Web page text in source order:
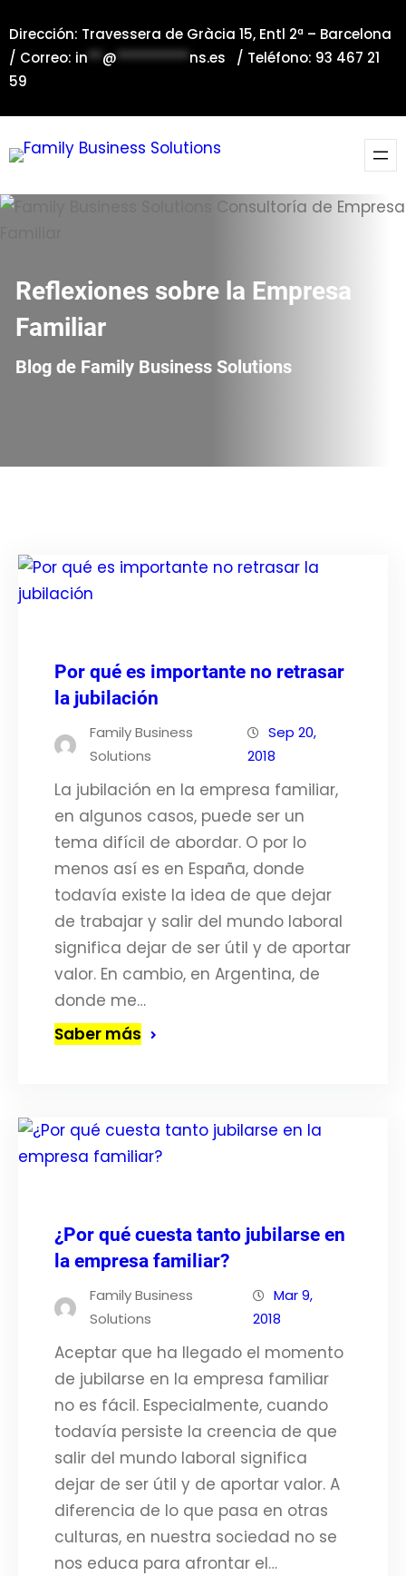
al
contenido
Dirección: Travessera de Gràcia 15, Entl 2ª – Barcelona
/ Correo: in**@**********ns.es / Teléfono: 93 467 21
59
Reflexiones sobre la Empresa
Familiar
Blog de Family Business Solutions
Por qué es importante no retrasar
la jubilación
Family Business
Solutions
Sep 20,
2018
La jubilación en la empresa familiar,
en algunos casos, puede ser un
tema difícil de abordar. O por lo
menos así es en España, donde
todavía existe la idea de que dejar
de trabajar y salir del mundo laboral
significa dejar de ser útil y de aportar
valor. En cambio, en Argentina, de
donde me…
Saber más
¿Por qué cuesta tanto jubilarse en
la empresa familiar?
Family Business
Solutions
Mar 9,
2018
Aceptar que ha llegado el momento
de jubilarse en la empresa familiar
no es fácil. Especialmente, cuando
todavía persiste la creencia de que
salir del mundo laboral significa
dejar de ser útil y de aportar valor. A
diferencia de lo que pasa en otras
culturas, en nuestra sociedad no se
nos educa para afrontar el…